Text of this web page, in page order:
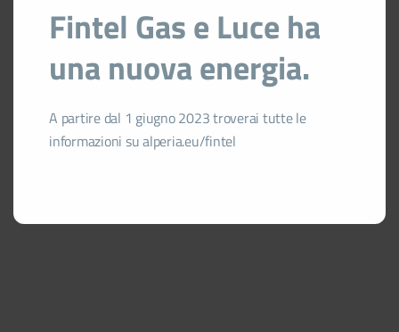
Fintel Gas e Luce ha
una nuova energia.
A partire dal 1 giugno 2023 troverai tutte le
informazioni su alperia.eu/fintel